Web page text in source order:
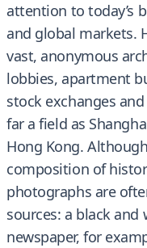
attention to today’s
and global markets.
vast, anonymous
lobbies, apartment
stock exchanges
far a field as
Hong Kong.
composition of
photographs are
sources: a black
newspaper, for